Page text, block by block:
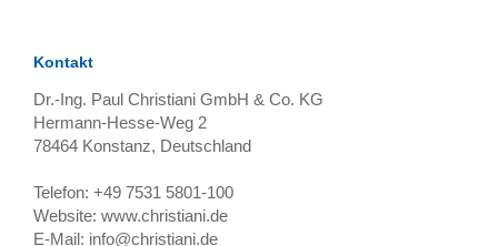
Kontakt
Dr.-Ing. Paul Christiani GmbH & Co. KG
Hermann-Hesse-Weg 2
78464 Konstanz, Deutschland
Telefon: +49 7531 5801-100
Website: www.christiani.de
E-Mail: info@christiani.de